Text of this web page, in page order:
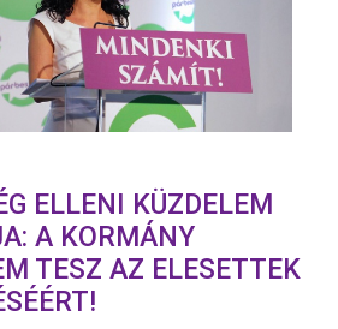
CSÚSZHAT
-
ELLENI KÜZDELEM
A KORMÁNY
TESZ AZ ELESETTEK